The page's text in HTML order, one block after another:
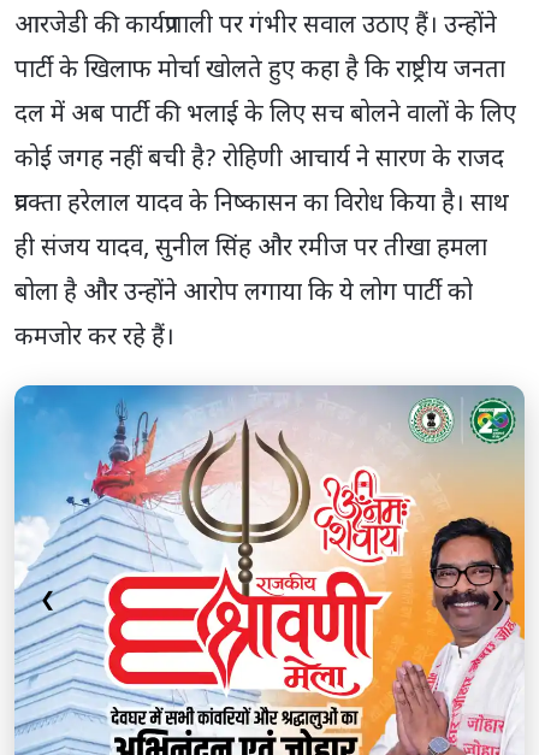
आरजेडी की कार्यप्रणाली पर गंभीर सवाल उठाए हैं। उन्होंने
पार्टी के खिलाफ मोर्चा खोलते हुए कहा है कि राष्ट्रीय जनता
दल में अब पार्टी की भलाई के लिए सच बोलने वालों के लिए
कोई जगह नहीं बची है? रोहिणी आचार्य ने सारण के राजद
प्रवक्ता हरेलाल यादव के निष्कासन का विरोध किया है। साथ
ही संजय यादव, सुनील सिंह और रमीज पर तीखा हमला
बोला है और उन्होंने आरोप लगाया कि ये लोग पार्टी को
कमजोर कर रहे हैं।
❮ ❯